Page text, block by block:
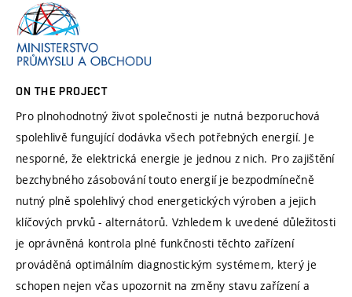
ON THE PROJECT
Pro plnohodnotný život společnosti je nutná bezporuchová
spolehlivě fungující dodávka všech potřebných energií. Je
nesporné, že elektrická energie je jednou z nich. Pro zajištění
bezchybného zásobování touto energií je bezpodmínečně
nutný plně spolehlivý chod energetických výroben a jejich
klíčových prvků - alternátorů. Vzhledem k uvedené důležitosti
je oprávněná kontrola plné funkčnosti těchto zařízení
prováděná optimálním diagnostickým systémem, který je
schopen nejen včas upozornit na změny stavu zařízení a